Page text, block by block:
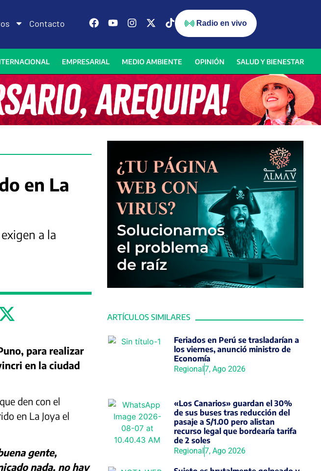
Contacto Radio en vivo
EMPRESARIAL MEDIO AMBIENTE OPINIÓN SALUD Y BIENESTAR
ARTÍCULOS SIMILARES
Feriados en Perú se trasladarían a
los viernes, anunció ministro de
Economía
Regional7, Ago 2026
«Los Canarios» guardan el 30%
de sus buses tras reducción del
pasaje a S/1.00 pero alistan
recurso legal que bordearía tarifa
de 2 soles
Regional7, Ago 2026
en La
a la
para realizar
en la ciudad
den con el
en La Joya el
gente,
nada, no hay